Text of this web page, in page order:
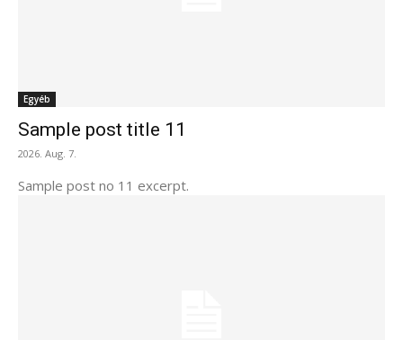
Egyéb
Sample post title 11
2026. Aug. 7.
Sample post no 11 excerpt.